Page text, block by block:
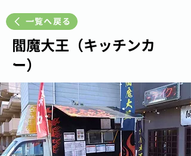
一覧へ戻る
閻魔大王（キッチンカ
ー）